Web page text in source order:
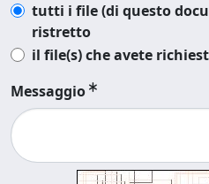
tutti i file (di questo
ristretto
il file(s) che avete
Messaggio